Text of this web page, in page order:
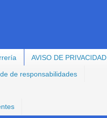
AVISO DE PRIVACIDAD
de responsabilidades